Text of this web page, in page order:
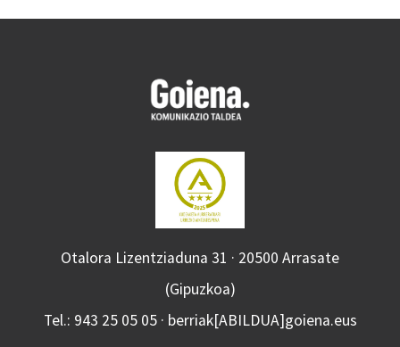
Otalora Lizentziaduna 31 · 20500 Arrasate
(Gipuzkoa)
Tel.: 943 25 05 05 · berriak[ABILDUA]goiena.eus